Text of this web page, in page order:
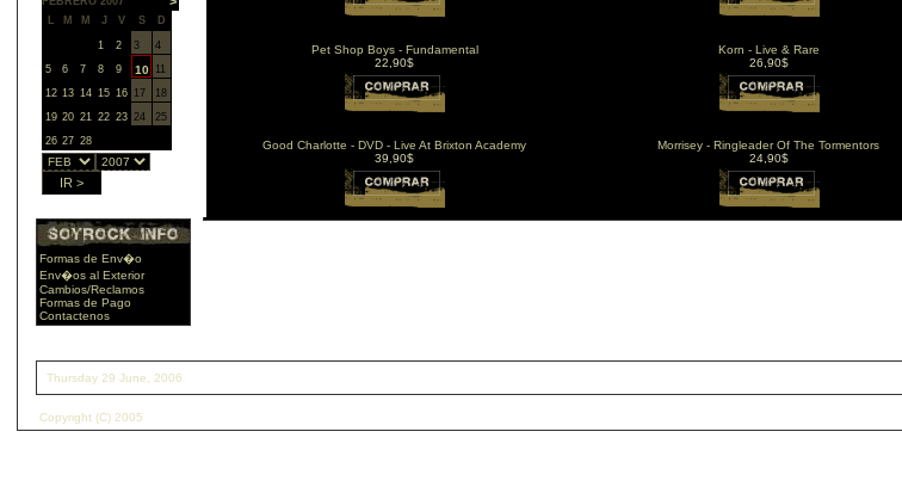
Formas de Env�o
Env�os al Exterior
Cambios/Reclamos
Formas de Pago
Contactenos
Pet Shop Boys - Fundamental
22,90$
Korn - Live & Rare
26,90$
Good Charlotte - DVD - Live At Brixton Academy
39,90$
Morrisey - Ringleader Of The Tormentors
24,90$
Thursday 29 June, 2006
Copyright (C) 2005